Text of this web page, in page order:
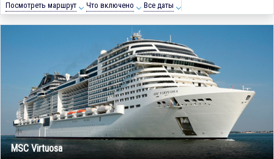
Посмотреть маршрут Что включено Все даты
MSC Virtuosa